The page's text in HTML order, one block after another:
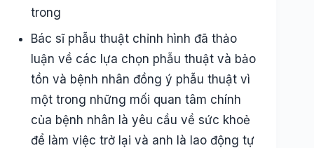
trong
Bác sĩ phẫu thuật chỉnh hình đã thảo
luận về các lựa chọn phẫu thuật và bảo
tồn và bệnh nhân đồng ý phẫu thuật vì
một trong những mối quan tâm chính
của bệnh nhân là yêu cầu về sức khoẻ
để làm việc trở lại và anh là lao động tự